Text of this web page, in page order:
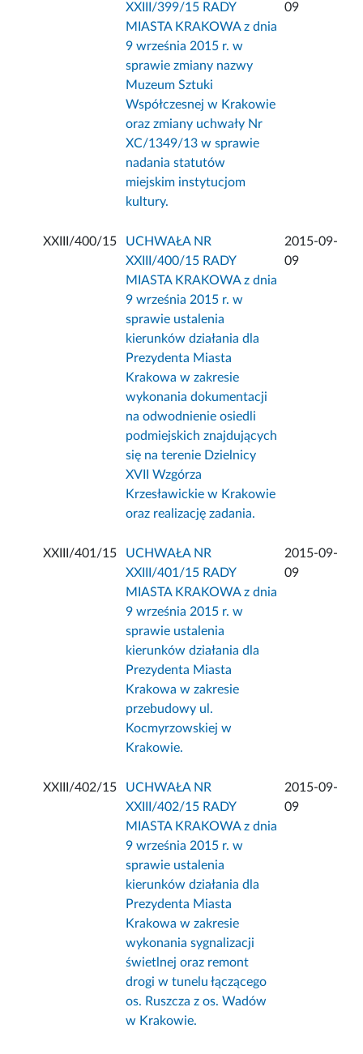
XXIII/399/15 RADY
MIASTA KRAKOWA z dnia
9 września 2015 r. w
sprawie zmiany nazwy
Muzeum Sztuki
Współczesnej w Krakowie
oraz zmiany uchwały Nr
XC/1349/13 w sprawie
nadania statutów
miejskim instytucjom
kultury.
09
XXIII/400/15
UCHWAŁA NR
XXIII/400/15 RADY
MIASTA KRAKOWA z dnia
9 września 2015 r. w
sprawie ustalenia
kierunków działania dla
Prezydenta Miasta
Krakowa w zakresie
wykonania dokumentacji
na odwodnienie osiedli
podmiejskich znajdujących
się na terenie Dzielnicy
XVII Wzgórza
Krzesławickie w Krakowie
oraz realizację zadania.
2015-09-
09
XXIII/401/15
UCHWAŁA NR
XXIII/401/15 RADY
MIASTA KRAKOWA z dnia
9 września 2015 r. w
sprawie ustalenia
kierunków działania dla
Prezydenta Miasta
Krakowa w zakresie
przebudowy ul.
Kocmyrzowskiej w
Krakowie.
2015-09-
09
XXIII/402/15
UCHWAŁA NR
XXIII/402/15 RADY
MIASTA KRAKOWA z dnia
9 września 2015 r. w
sprawie ustalenia
kierunków działania dla
Prezydenta Miasta
Krakowa w zakresie
wykonania sygnalizacji
świetlnej oraz remont
drogi w tunelu łączącego
os. Ruszcza z os. Wadów
w Krakowie.
2015-09-
09